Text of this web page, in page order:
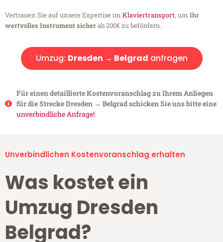
Vertrauen Sie auf unsere Expertise im Klaviertransport, um Ihr
wertvolles Instrument sicherab 200€ zu befördern.
Umzug: Dresden → Belgrad anfragen
Für einen detaillierte Kostenvoranschlag zu Ihrem Anliegen
für die Strecke Dresden → Belgrad schicken Sie uns bitte eine
unverbindliche Anfrage!
Unverbindlichen Kostenvoranschlag erhalten
Was kostet ein
Umzug Dresden
Belgrad?